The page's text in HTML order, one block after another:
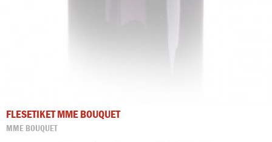
FLESETIKET MME BOUQUET
MME BOUQUET